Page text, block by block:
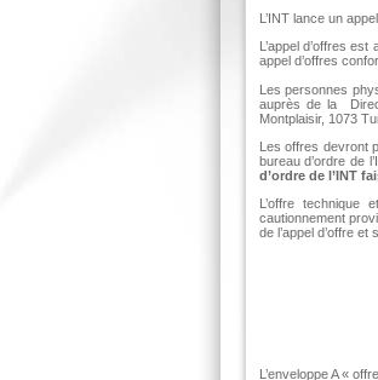
L’INT lance un
L’appel d’offres
appel d’offres
Les personnes
auprès de la
Montplaisir, 1073
Les offres devront
bureau d’ordre de
d’ordre de l’INT
L’offre
cautionnement
de l’appel d’offre
L’enveloppe A «